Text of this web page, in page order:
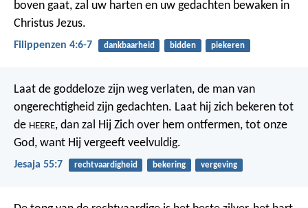
boven gaat, zal uw harten en uw gedachten bewaken in
Christus Jezus.
Filippenzen 4:6-7 dankbaarheid bidden piekeren
Laat de goddeloze zijn weg verlaten, de man van
ongerechtigheid zijn gedachten. Laat hij zich bekeren tot
de HEERE, dan zal Hij Zich over hem ontfermen, tot onze
God, want Hij vergeeft veelvuldig.
Jesaja 55:7 rechtvaardigheid bekering vergeving